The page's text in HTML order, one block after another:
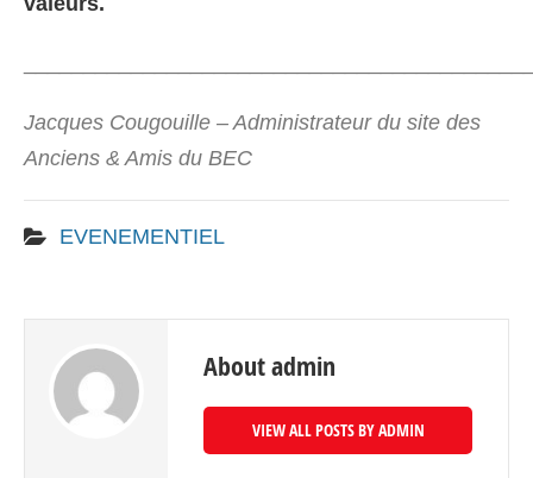
Jacques Cougouille – Administrateur du site des
Anciens & Amis du BEC
EVENEMENTIEL
About admin
VIEW ALL POSTS BY ADMIN